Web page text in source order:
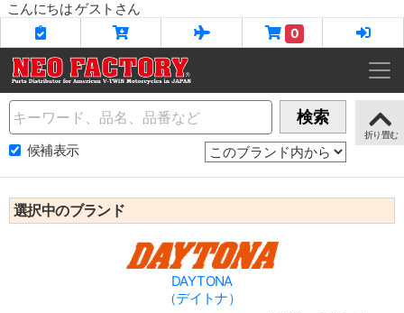
こんにちは ゲストさん
0
Name 検索
候補表示
選択中のブランド
DAYTONA
（デイトナ）